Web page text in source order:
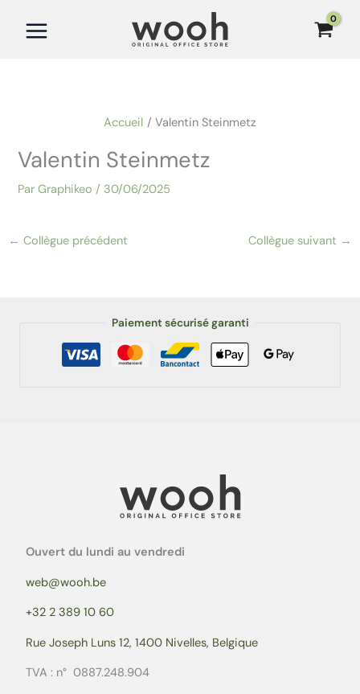
Accueil Valentin Steinmetz
Valentin Steinmetz
ParGraphikeo/ 30/06/2025
← Collègue précédent Collègue suivant →
Paiement sécurisé garanti
Ouvert du lundi au vendredi
web@wooh.be
+32 2 389 10 60
Rue Joseph Luns 12, 1400 Nivelles, Belgique
TVA : n° 0887.248.904